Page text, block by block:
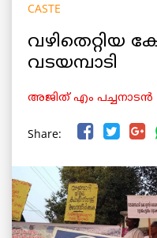
CASTE
വഴിതെറ്റിയ
വടയമ്പാടി
അജിത്‌ എം പച്ചനാടന്‍
Share: